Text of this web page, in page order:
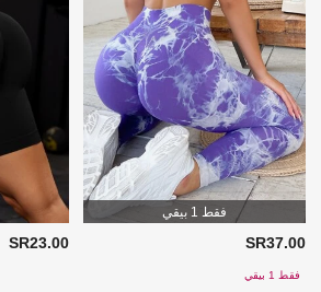
فقط 1 بيقي
SR37.00
فقط 1 بيقي
SR23.00